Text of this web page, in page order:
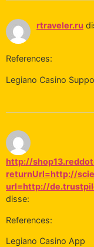
rtraveler.ru
References:
Legiano Casino
http://
returnUrl=http://
url=http://
disse:
References:
Legiano Casino App